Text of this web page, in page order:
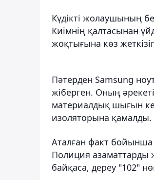
Күдікті жолаушының
Киімнің қалтасынан
жоқтығына көз
Пәтерден Samsung
жіберген. Оның
материалдық шығын
изоляторына қамалды.
Аталған факт бойынша
Полиция азаматтарды
байқаса, дереу "102"